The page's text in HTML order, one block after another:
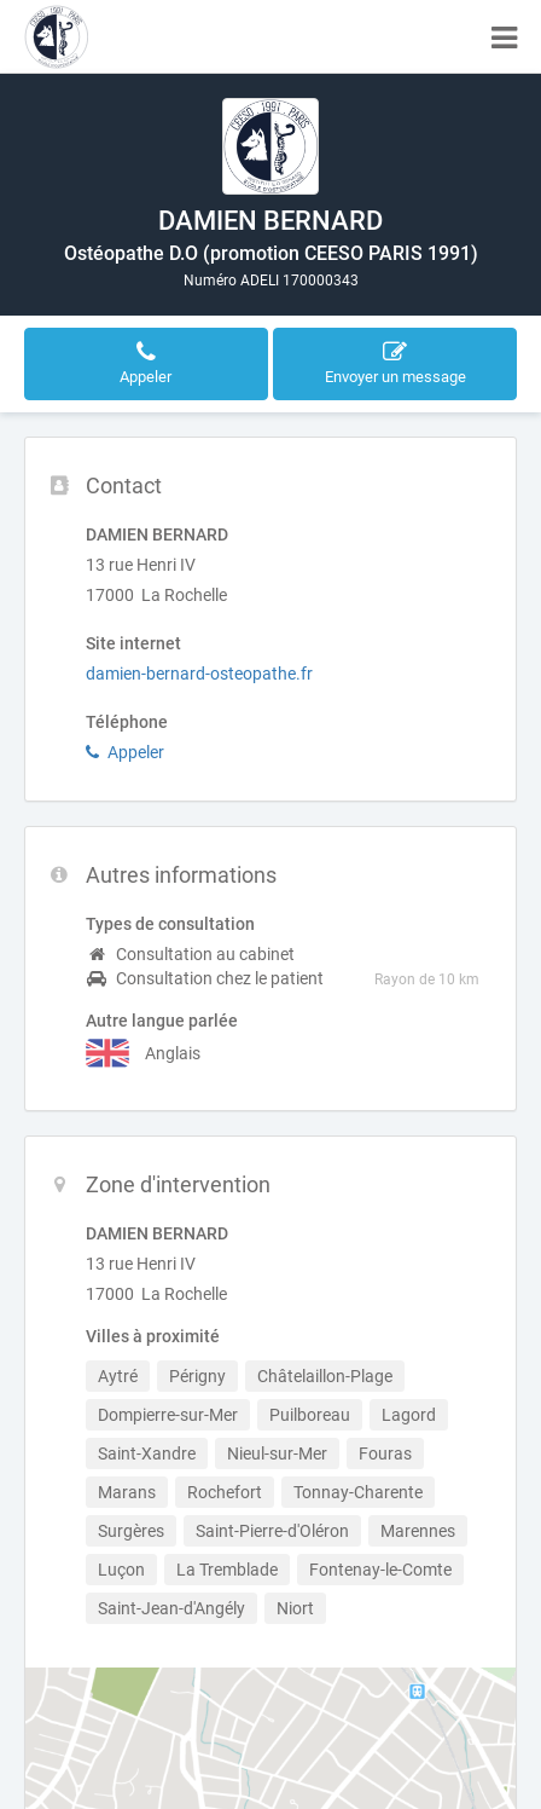
DAMIEN BERNARD
Ostéopathe D.O (promotion CEESO PARIS 1991)
Numéro ADELI 170000343
Appeler Envoyer un message
Contact
DAMIEN BERNARD
13 rue Henri IV
17000 La Rochelle
Site internet
damien-bernard-osteopathe.fr
Téléphone
Appeler
Autres informations
Types de consultation
Consultation au cabinet
Consultation chez le patient
Rayon de 10 km
Autre langue parlée
Anglais
Zone d'intervention
DAMIEN BERNARD
13 rue Henri IV
17000 La Rochelle
Villes à proximité
Aytré Périgny
Châtelaillon-Plage
Dompierre-sur-Mer
Puilboreau
Lagord
Saint-Xandre
Nieul-sur-Mer
Fouras
Marans
Rochefort
Tonnay-Charente
Surgères
Saint-Pierre-d'Oléron
Marennes
Luçon
La Tremblade
Fontenay-le-Comte
Saint-Jean-d'Angély
Niort